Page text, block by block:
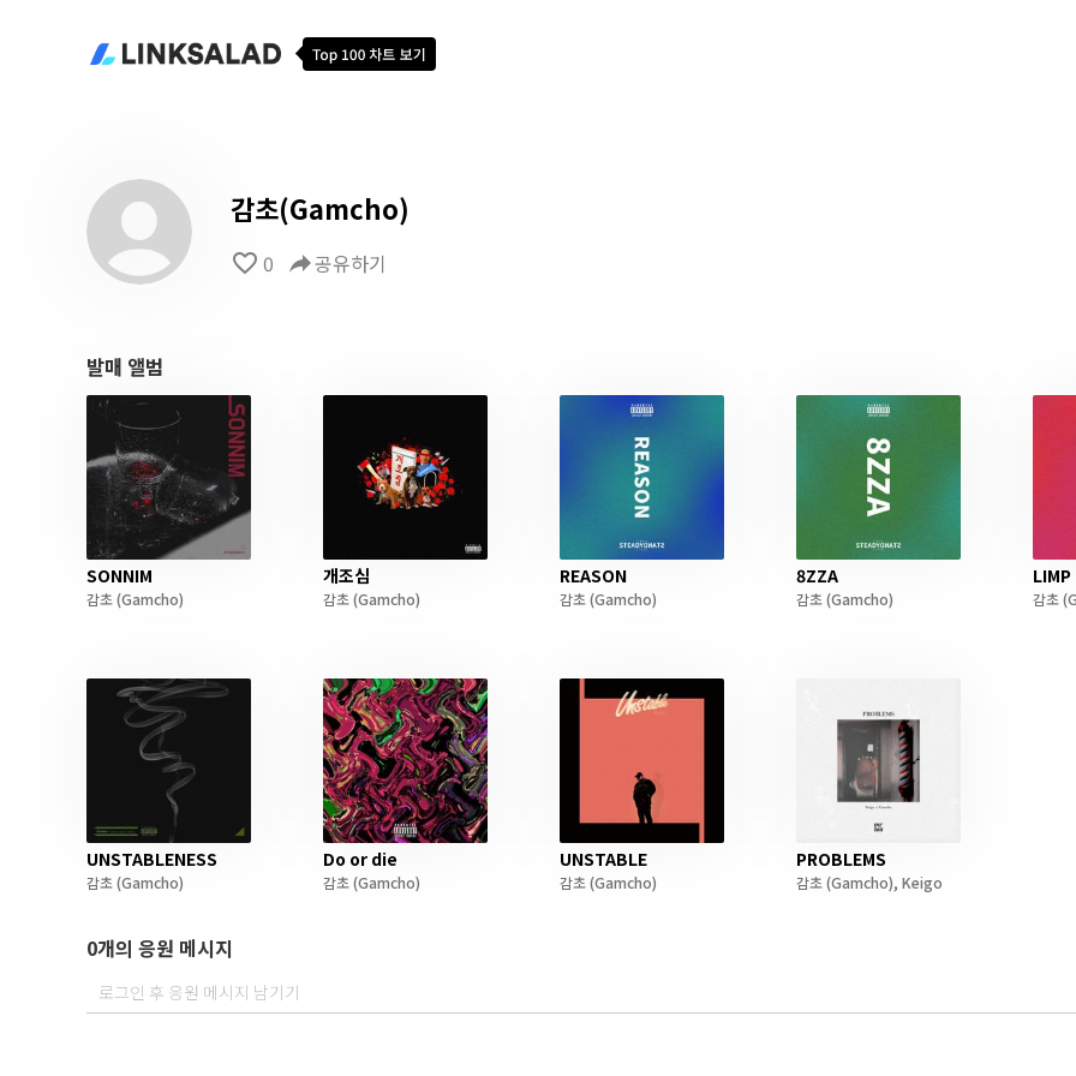
감초(Gamcho)
favorite_border 0 reply공유하기
발매 앨범
SONNIM
감초(Gamcho)
개조심
감초(Gamcho)
REASON
감초(Gamcho)
8ZZA
감초(Gamcho)
LIMP
감초
UNSTABLENESS
감초(Gamcho)
Do or die
감초(Gamcho)
UNSTABLE
감초(Gamcho)
PROBLEMS
감초(Gamcho), Keigo
0개의 응원 메시지